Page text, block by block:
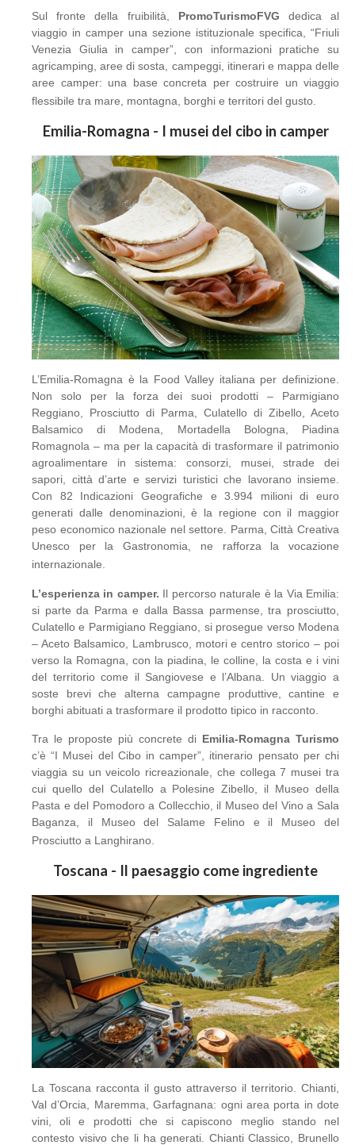
Sul fronte della fruibilità, PromoTurismoFVG dedica al
viaggio in camper una sezione istituzionale specifica, “Friuli
Venezia Giulia in camper”, con informazioni pratiche su
agricamping, aree di sosta, campeggi, itinerari e mappa delle
aree camper: una base concreta per costruire un viaggio
flessibile tra mare, montagna, borghi e territori del gusto.
Emilia-Romagna - I musei del cibo in camper
L’Emilia-Romagna è la Food Valley italiana per definizione.
Non solo per la forza dei suoi prodotti – Parmigiano
Reggiano, Prosciutto di Parma, Culatello di Zibello, Aceto
Balsamico di Modena, Mortadella Bologna, Piadina
Romagnola – ma per la capacità di trasformare il patrimonio
agroalimentare in sistema: consorzi, musei, strade dei
sapori, città d’arte e servizi turistici che lavorano insieme.
Con 82 Indicazioni Geografiche e 3.994 milioni di euro
generati dalle denominazioni, è la regione con il maggior
peso economico nazionale nel settore. Parma, Città Creativa
Unesco per la Gastronomia, ne rafforza la vocazione
internazionale.
L’esperienza in camper. Il percorso naturale è la Via Emilia:
si parte da Parma e dalla Bassa parmense, tra prosciutto,
Culatello e Parmigiano Reggiano, si prosegue verso Modena
– Aceto Balsamico, Lambrusco, motori e centro storico – poi
verso la Romagna, con la piadina, le colline, la costa e i vini
del territorio come il Sangiovese e l’Albana. Un viaggio a
soste brevi che alterna campagne produttive, cantine e
borghi abituati a trasformare il prodotto tipico in racconto.
Tra le proposte più concrete di Emilia-Romagna Turismo
c’è “I Musei del Cibo in camper”, itinerario pensato per chi
viaggia su un veicolo ricreazionale, che collega 7 musei tra
cui quello del Culatello a Polesine Zibello, il Museo della
Pasta e del Pomodoro a Collecchio, il Museo del Vino a Sala
Baganza, il Museo del Salame Felino e il Museo del
Prosciutto a Langhirano.
Toscana - Il paesaggio come ingrediente
La Toscana racconta il gusto attraverso il territorio. Chianti,
Val d’Orcia, Maremma, Garfagnana: ogni area porta in dote
vini, oli e prodotti che si capiscono meglio stando nel
contesto visivo che li ha generati. Chianti Classico, Brunello